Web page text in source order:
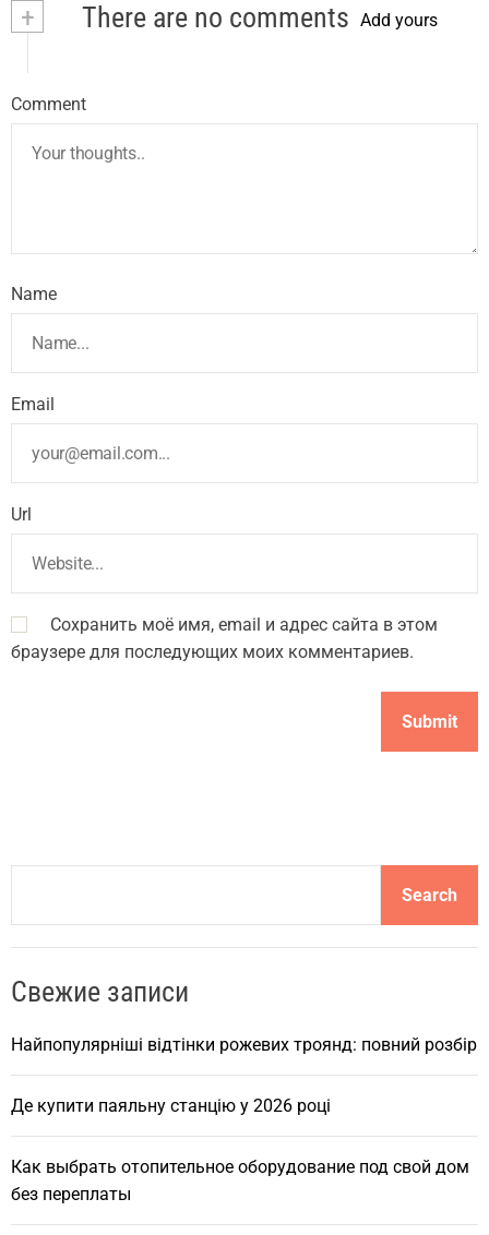
+ There are no comments Add yours
Comment
Name
Email
Url
Сохранить моё имя, email и адрес сайта в этом
браузере для последующих моих комментариев.
a
c
Search
Свежие записи
Найпопулярніші відтінки рожевих троянд: повний розбір
Де купити паяльну станцію у 2026 році
Как выбрать отопительное оборудование под свой дом
без переплаты